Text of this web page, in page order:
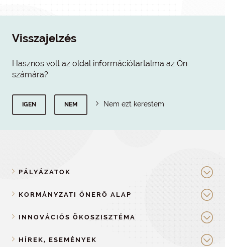
Visszajelzés
Hasznos volt az oldal információtartalma az Ön
számára?
IGEN NEM Nem ezt kerestem
PÁLYÁZATOK
KORMÁNYZATI ÖNERŐ ALAP
INNOVÁCIÓS ÖKOSZISZTÉMA
HÍREK, ESEMÉNYEK